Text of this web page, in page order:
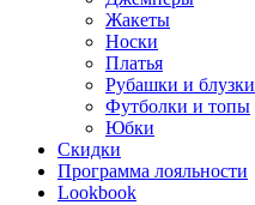
Жакеты
Носки
Платья
Рубашки и блузки
Футболки и топы
Юбки
Скидки
Программа лояльности
Lookbook